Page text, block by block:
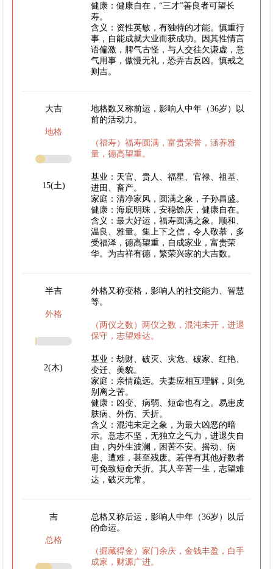
健康：健康自在，“三才”善良者可望长
寿。
含义：资性英敏，有独特的才能。慎重行
事，自能成就大业而获成功。因其性情言
语偏激，脾气古怪，与人交往欠谦虚，意
气用事，傲慢无礼，恐弄吉反凶。慎戒之
则吉。
大吉
地格
15(土)
地格数又称前运，影响人中年（36岁）以
前的活动力。
（福寿）福寿圆满，富贵荣誉，涵养雅
量，德高望重。
基业：天官、贵人、福星、官禄、祖基、
进田、畜产。
家庭：清净家风，圆满之象，子孙昌盛。
健康：海底明珠，安稳馀庆，健康自在。
含义：最大好运，福寿圆满之象。顺和、
温良、雅量。集上下之信，令人敬慕，多
受福泽，德高望重，自成家业，富贵荣
华。为吉祥有德，繁荣兴家的大吉数。
半吉
外格
2(木)
外格又称变格，影响人的社交能力、智慧
等。
（两仪之数）两仪之数，混沌未开，进退
保守，志望难达。
基业：劫财、破灭、灾危、破家、红艳、
变迁、美貌。
家庭：亲情疏远。夫妻应相互理解，则免
别离之苦。
健康：凶变、病弱、短命也有之。易患皮
肤病、外伤、夭折。
含义：混沌未定之象，为最大凶恶的暗
示。意志不坚，无独立之气力，进退失自
由，内外生波澜，困苦不安。摇动、病
患、遭难，甚至残废。若伴有其他好数者
可免致短命夭折。其人辛苦一生，志望难
达，破灭无常。
吉
总格
总格又称后运，影响人中年（36岁）以后
的命运。
（掘藏得金）家门余庆，金钱丰盈，白手
成家，财源广进。